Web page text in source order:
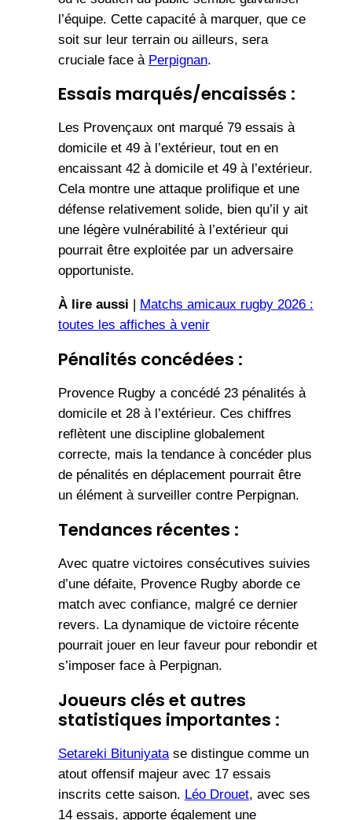
l’équipe. Cette capacité à marquer, que ce
soit sur leur terrain ou ailleurs, sera
cruciale face à Perpignan.
Essais marqués/encaissés :
Les Provençaux ont marqué 79 essais à
domicile et 49 à l’extérieur, tout en en
encaissant 42 à domicile et 49 à l’extérieur.
Cela montre une attaque prolifique et une
défense relativement solide, bien qu’il y ait
une légère vulnérabilité à l’extérieur qui
pourrait être exploitée par un adversaire
opportuniste.
À lire aussi
Matchs amicaux rugby 2026 :
toutes les affiches à venir
Pénalités concédées :
Provence Rugby a concédé 23 pénalités à
domicile et 28 à l’extérieur. Ces chiffres
reflètent une discipline globalement
correcte, mais la tendance à concéder plus
de pénalités en déplacement pourrait être
un élément à surveiller contre Perpignan.
Tendances récentes :
Avec quatre victoires consécutives suivies
d’une défaite, Provence Rugby aborde ce
match avec confiance, malgré ce dernier
revers. La dynamique de victoire récente
pourrait jouer en leur faveur pour rebondir et
s’imposer face à Perpignan.
Joueurs clés et autres
statistiques importantes :
Setareki Bituniyatase distingue comme un
atout offensif majeur avec 17 essais
inscrits cette saison. Léo Drouet, avec ses
14 essais, apporte également une